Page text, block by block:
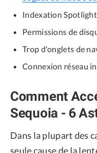
Indexation
Permissions de
Trop d'onglets de
Connexion réseau
Comment
Sequoia - 6
Dans la plupart des
seule cause de la